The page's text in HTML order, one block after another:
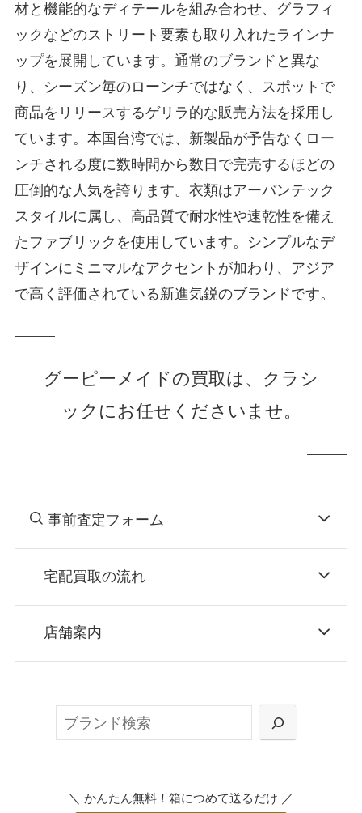
材と機能的なディテールを組み合わせ、グラフィ
ックなどのストリート要素も取り入れたラインナ
ップを展開しています。通常のブランドと異な
り、シーズン毎のローンチではなく、スポットで
商品をリリースするゲリラ的な販売方法を採用し
ています。本国台湾では、新製品が予告なくロー
ンチされる度に数時間から数日で完売するほどの
圧倒的な人気を誇ります。衣類はアーバンテック
スタイルに属し、高品質で耐水性や速乾性を備え
たファブリックを使用しています。シンプルなデ
ザインにミニマルなアクセントが加わり、アジア
で高く評価されている新進気鋭のブランドです。
グーピーメイドの買取は、クラシ
ックにお任せくださいませ。
事前査定フォーム
宅配買取の流れ
お申込み
または梱包材不要の「集荷申込」からお選び
店舗案内
＼ かんたん無料！箱につめて送るだけ ／